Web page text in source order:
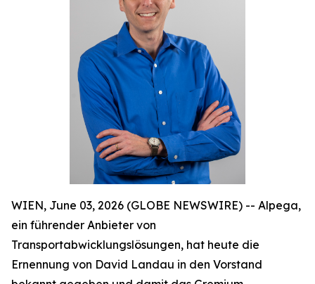
WIEN, June 03, 2026 (GLOBE NEWSWIRE) -- Alpega,
ein führender Anbieter von
Transportabwicklungslösungen, hat heute die
Ernennung von David Landau in den Vorstand